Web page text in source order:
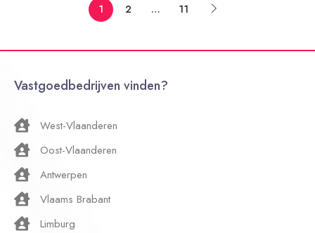
1 2 … 11
Vastgoedbedrijven vinden?
West-Vlaanderen
Oost-Vlaanderen
Antwerpen
Vlaams Brabant
Limburg